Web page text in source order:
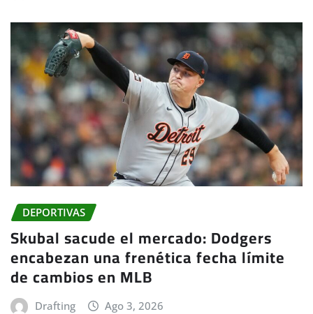
DEPORTIVAS
Skubal sacude el mercado: Dodgers
encabezan una frenética fecha límite
de cambios en MLB
Drafting Ago 3, 2026